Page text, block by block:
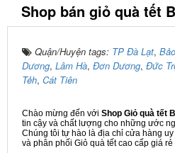
Shop bán giỏ quà tết
Quận/Huyện tags: TP Đà Lạt,
Dương, Lâm Hà, Đơn Dương, Đức
Tẻh, Cát Tiên
Chào mừng đến với Shop Giỏ quà tết
tin cậy và chất lượng cho những ước
Chúng tôi tự hào là địa chỉ cửa hàng
và phân phối Giỏ quà tết cao cấp giá